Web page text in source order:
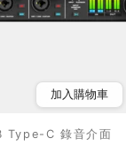
加入購物車
Type-C 錄音介面